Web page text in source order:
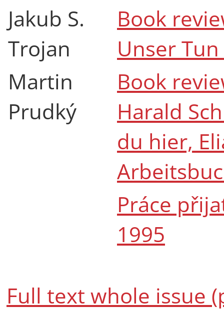
Jakub S.
Trojan
Book
Unser
Martin
Prudký
Book
Harald
du hier,
Práce
1995
Full text whole issue